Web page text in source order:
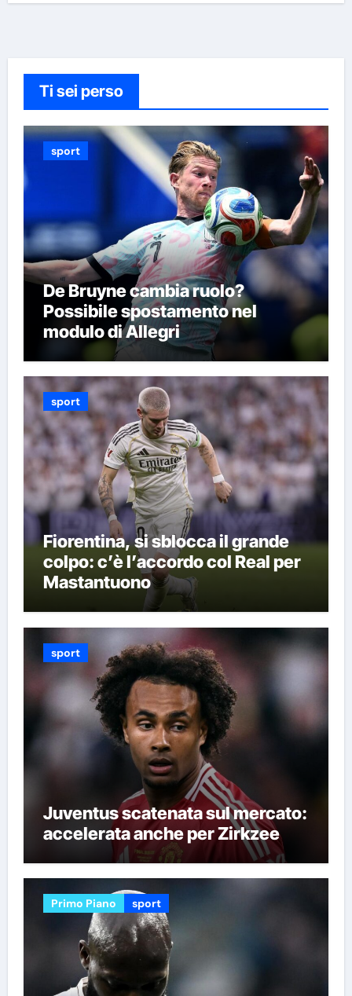
Ti sei perso
sport
De Bruyne cambia ruolo?
Possibile spostamento nel
modulo di Allegri
sport
Fiorentina, si sblocca il grande
colpo: c’è l’accordo col Real per
Mastantuono
sport
Juventus scatenata sul mercato:
accelerata anche per Zirkzee
Primo Piano sport